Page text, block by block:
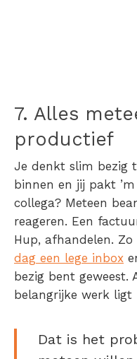
7. Alles
productief
Je denkt slim bezig
binnen en jij pakt
collega? Meteen
reageren. Een
Hup, afhandelen. Zo
dag een lege inbox
bezig bent geweest.
belangrijke werk ligt
Dat is het